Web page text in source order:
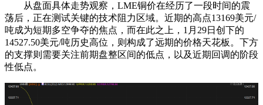
从盘面具体走势观察，LME铜价在经历了一段时间的震
荡后，正在测试关键的技术阻力区域。近期的高点13169美元/
吨成为短期多空争夺的焦点，而在此之上，1月29日创下的
14527.50美元/吨历史高位，则构成了远期的价格天花板。下方
的支撑则需要关注前期盘整区间的低点，以及近期回调的阶段
性低点。